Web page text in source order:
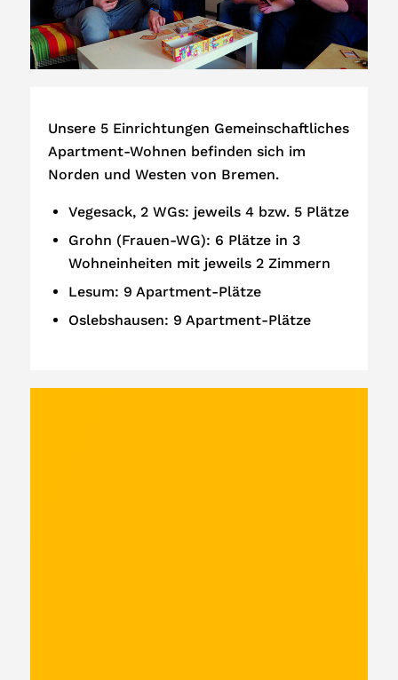
Unsere 5 Einrichtungen Gemeinschaftliches
Apartment-Wohnen befinden sich im
Norden und Westen von Bremen.
Vegesack, 2 WGs: jeweils 4 bzw. 5 Plätze
Grohn (Frauen-WG): 6 Plätze in 3
Wohneinheiten mit jeweils 2 Zimmern
Lesum: 9 Apartment-Plätze
Oslebshausen: 9 Apartment-Plätze